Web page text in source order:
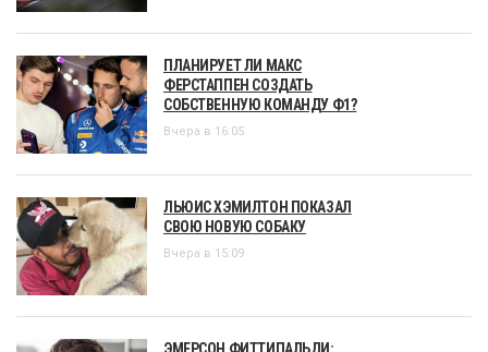
ПЛАНИРУЕТ ЛИ МАКС
ФЕРСТАППЕН СОЗДАТЬ
СОБСТВЕННУЮ КОМАНДУ Ф1?
Вчера в 16:05
ЛЬЮИС ХЭМИЛТОН ПОКАЗАЛ
СВОЮ НОВУЮ СОБАКУ
Вчера в 15:09